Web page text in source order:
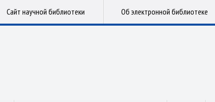
Сайт научной библиотеки Об электронной библиотеке